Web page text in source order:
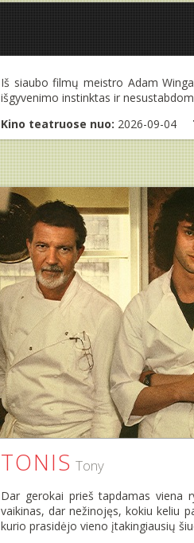
Iš siaubo filmų meistro Adam
išgyvenimo instinktas ir
Kino teatruose nuo: 2026-09-04
TONIS Tony
Dar gerokai prieš tapdamas viena
vaikinas, dar nežinojęs, kokiu keliu
kurio prasidėjo vieno įtakingiausių